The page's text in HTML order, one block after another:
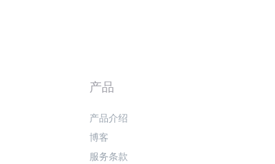
产品
产品介绍
博客
服务条款